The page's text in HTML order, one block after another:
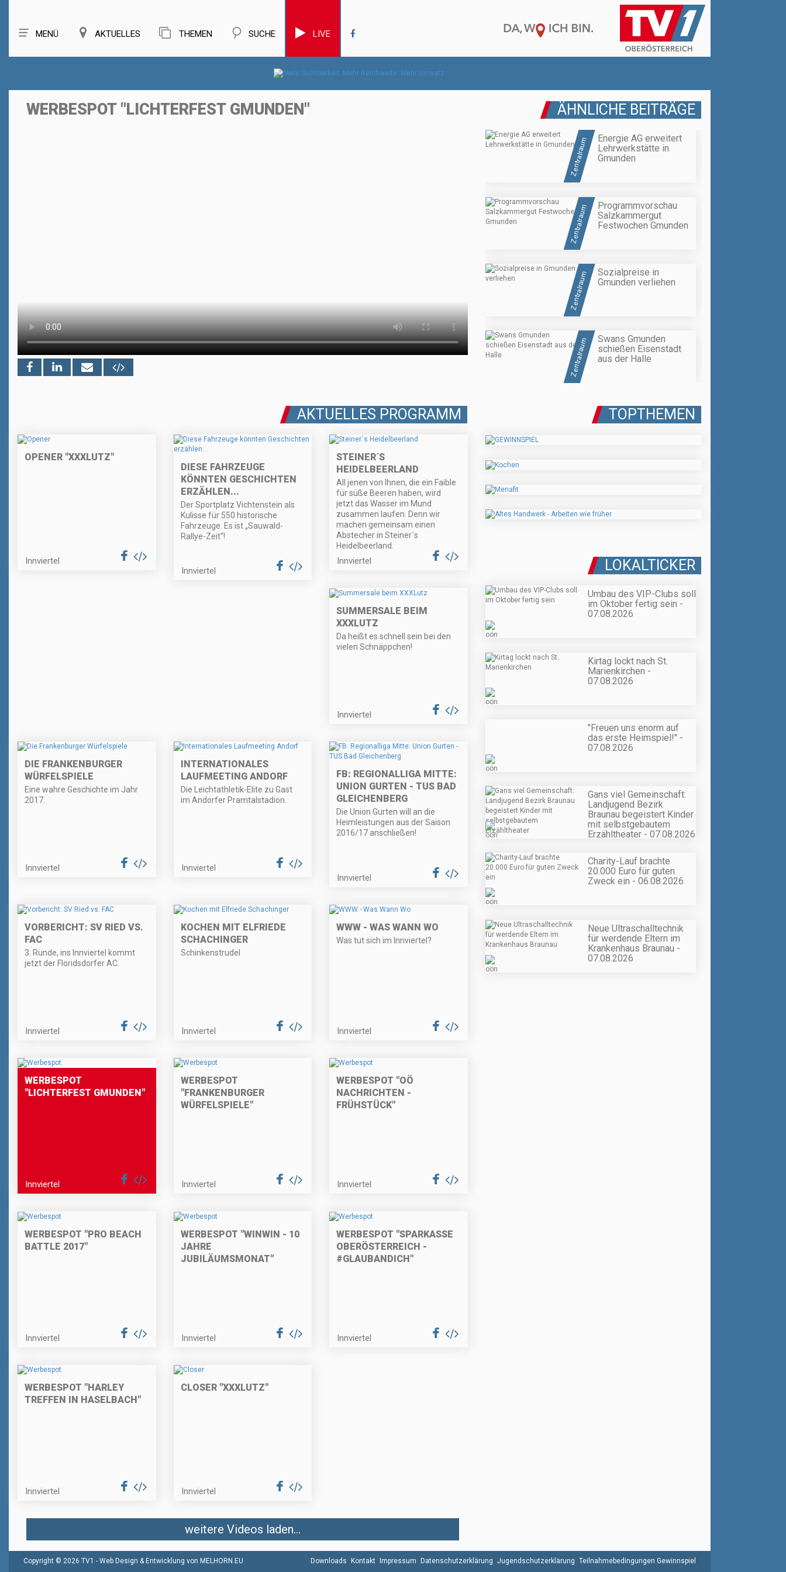
MENÜ AKTUELLES THEMEN SUCHE LIVE
WERBESPOT "LICHTERFEST GMUNDEN" ÄHNLICHE BEITRÄGE
Zentralraum
Energie AG erweitert
Lehrwerkstätte in
Gmunden
Zentralraum
Programmvorschau
Salzkammergut
Festwochen Gmunden
Zentralraum
Sozialpreise in
Gmunden verliehen
Zentralraum
Swans Gmunden
schießen Eisenstadt
aus der Halle
AKTUELLES PROGRAMM
OPENER "XXXLUTZ"
Innviertel
DIESE FAHRZEUGE
KÖNNTEN GESCHICHTEN
ERZÄHLEN...
Der Sportplatz Vichtenstein als
Kulisse für 550 historische
Fahrzeuge. Es ist „Sauwald-
Rallye-Zeit“!
Innviertel
STEINER´S
HEIDELBEERLAND
All jenen von Ihnen, die ein Faible
für süße Beeren haben, wird
jetzt das Wasser im Mund
zusammen laufen. Denn wir
machen gemeinsam einen
Abstecher in Steiner´s
Heidelbeerland.
Innviertel
SUMMERSALE BEIM
XXXLUTZ
Da heißt es schnell sein bei den
vielen Schnäppchen!
Innviertel
DIE FRANKENBURGER
WÜRFELSPIELE
Eine wahre Geschichte im Jahr
2017.
Innviertel
INTERNATIONALES
LAUFMEETING ANDORF
Die Leichtathletik-Elite zu Gast
im Andorfer Pramtalstadion.
Innviertel
FB: REGIONALLIGA MITTE:
UNION GURTEN - TUS BAD
GLEICHENBERG
Die Union Gurten will an die
Heimleistungen aus der Saison
2016/17 anschließen!
Innviertel
VORBERICHT: SV RIED VS.
FAC
3. Runde, ins Innviertel kommt
jetzt der Floridsdorfer AC.
Innviertel
KOCHEN MIT ELFRIEDE
SCHACHINGER
Schinkenstrudel
Innviertel
WWW - WAS WANN WO
Was tut sich im Innviertel?
Innviertel
WERBESPOT
"LICHTERFEST GMUNDEN"
Innviertel
WERBESPOT
"FRANKENBURGER
WÜRFELSPIELE"
Innviertel
WERBESPOT "OÖ
NACHRICHTEN -
FRÜHSTÜCK"
Innviertel
WERBESPOT "PRO BEACH
BATTLE 2017"
Innviertel
WERBESPOT "WINWIN - 10
JAHRE
JUBILÄUMSMONAT"
Innviertel
WERBESPOT "SPARKASSE
OBERÖSTERREICH -
#GLAUBANDICH"
Innviertel
WERBESPOT "HARLEY
TREFFEN IN HASELBACH"
Innviertel
CLOSER "XXXLUTZ"
Innviertel
weitere Videos laden...
TOPTHEMEN
LOKALTICKER
Umbau des VIP-Clubs soll
im Oktober fertig sein -
07.08.2026
Kirtag lockt nach St.
Marienkirchen -
07.08.2026
"Freuen uns enorm auf
das erste Heimspiel!" -
07.08.2026
Gans viel Gemeinschaft:
Landjugend Bezirk
Braunau begeistert Kinder
mit selbstgebautem
Erzähltheater - 07.08.2026
Charity-Lauf brachte
20.000 Euro für guten
Zweck ein - 06.08.2026
Neue Ultraschalltechnik
für werdende Eltern im
Krankenhaus Braunau -
07.08.2026
Copyright © 2026 TV1 - Web Design & Entwicklung von MELHORN.EU Downloads Kontakt Impressum Datenschutzerklärung Jugendschutzerklärung Teilnahmebedingungen Gewinnspiel